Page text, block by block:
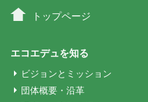
ビ
ゲ
トップページ
エコエデュを知る
ビジョンとミッション
団体概要・沿革